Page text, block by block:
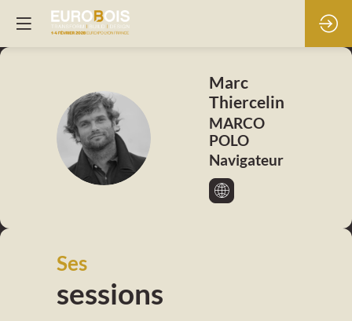
MT
Marc
Thiercelin
MARCO
POLO
Navigateur
Ses
sessions